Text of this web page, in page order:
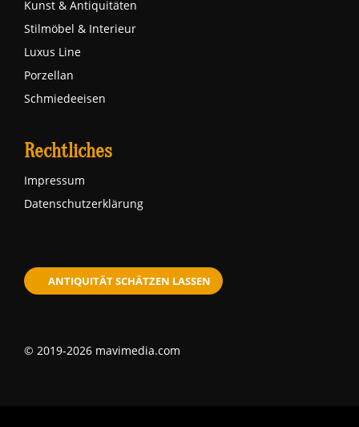
Kunst & Antiquitäten
Stilmöbel & Interieur
Luxus Line
Porzellan
Schmiedeeisen
Rechtliches
Impressum
Datenschutzerklärung
ANTIQUITÄT SCHÄTZEN LASSEN
© 2019-2026 mavimedia.com